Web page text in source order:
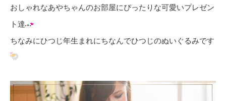
おしゃれなあやちゃんのお部屋にぴったりな可愛いプレゼン
ト達
ちなみにひつじ年生まれにちなんでひつじのぬいぐるみです